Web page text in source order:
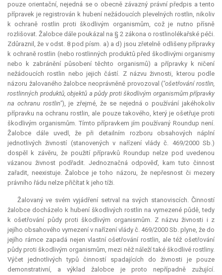
pouze orientační, nejedná se o obecně závazný právní předpis a tento
přípravek je registrován k hubení nežádoucích plevelných rostlin, nikoliv
k ochraně rostlin proti škodlivým organismům, což je nutno přísně
rozlišovat. Žalobce dále poukázal na § 2 zákona o rostlinolékařské péči.
Zdůraznil, že v odst. 8 pod písm. a) a d) jsou zřetelně odlišeny přípravky
k ochraně rostlin (nebo rostlinných produktů před škodlivými organismy
nebo k zabránění působení těchto organismů) a přípravky k ničení
nežádoucích rostlin nebo jejich částí. Z názvu živnosti, kterou podle
názoru žalovaného žalobce neoprávněně provozoval ("ošetřování rostlin,
rostlinných produktů, objektů a půdy proti škodlivým organismům přípravky
na ochranu rostlin"), je zřejmé, že se nejedná o používání jakéhokoliv
přípravku na ochranu rostlin, ale pouze takového, který je ošetřuje proti
škodlivým organismům. Tímto přípravkem jím používaný Roundup není.
Žalobce dále uvedl, že při detailním rozboru obsahových náplní
jednotlivých živností (stanovených v nařízení vlády č. 469/2000 Sb.)
dospěl k závěru, že použití přípravků Roundup nelze pod uvedenou
vázanou živnost podřadit. Jednoznačná odpověď, kam tuto činnost
zařadit, neexistuje. Žalobce je toho názoru, že nepřesnost či mezery
právního řádu nelze přičítat k jeho tíži.
Žalovaný ve svém vyjádření setrval na svých stanoviscích. Činností
žalobce docházelo k hubení škodlivých rostlin na vymezené půdě, tedy
k ošetřování půdy proti škodlivým organismům. Z názvu živnosti i z
jejího obsahového vymezení v nařízení vlády č. 469/2000 Sb. plyne, že do
jejího rámce zapadá nejen vlastní ošetřování rostlin, ale též ošetřování
půdy proti škodlivým organismům, mezi něž náleží také škodlivé rostliny.
Výčet jednotlivých typů činností spadajících do živnosti je pouze
demonstrativní, a výklad žalobce je proto nepřípadně zužující.